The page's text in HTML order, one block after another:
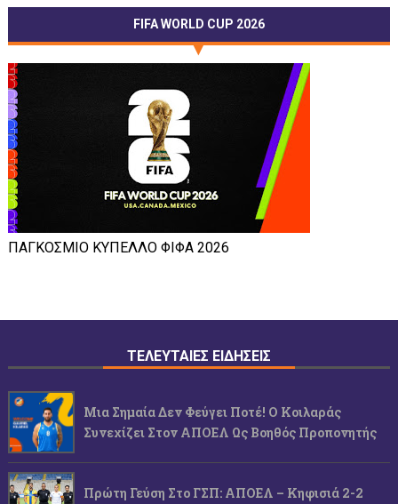
FIFA WORLD CUP 2026
ΠΑΓΚΟΣΜΙΟ ΚΥΠΕΛΛΟ ΦΙΦΑ 2026
ΤΕΛΕΥΤΑΙΕΣ ΕΙΔΗΣΕΙΣ
Μια Σημαία Δεν Φεύγει Ποτέ! Ο Κοιλαράς
Συνεχίζει Στον ΑΠΟΕΛ Ως Βοηθός Προπονητής
Πρώτη Γεύση Στο ΓΣΠ: ΑΠΟΕΛ – Κηφισιά 2-2